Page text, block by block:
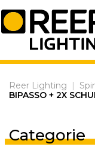
Skip
to
content
Reer Lighting
BIPASSO + 2X
Categorie